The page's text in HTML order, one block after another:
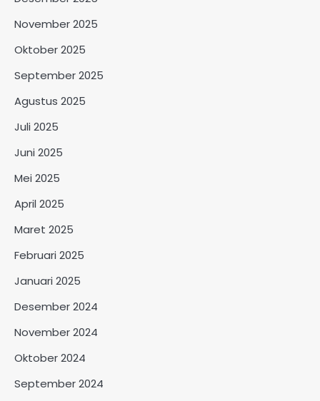
November 2025
Oktober 2025
September 2025
Agustus 2025
Juli 2025
Juni 2025
Mei 2025
April 2025
Maret 2025
Februari 2025
Januari 2025
Desember 2024
November 2024
Oktober 2024
September 2024